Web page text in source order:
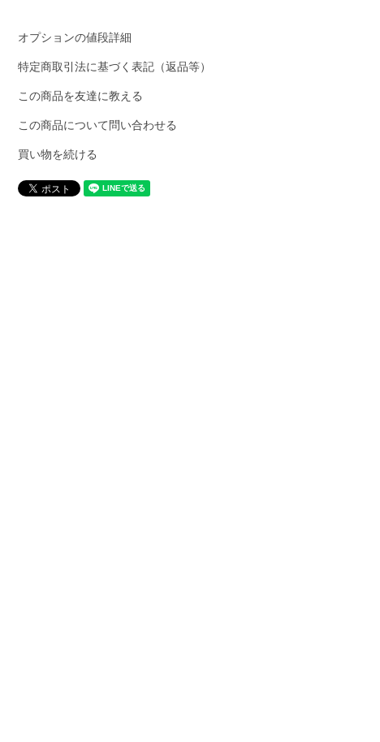
オプションの値段詳細
特定商取引法に基づく表記（返品等）
この商品を友達に教える
この商品について問い合わせる
買い物を続ける